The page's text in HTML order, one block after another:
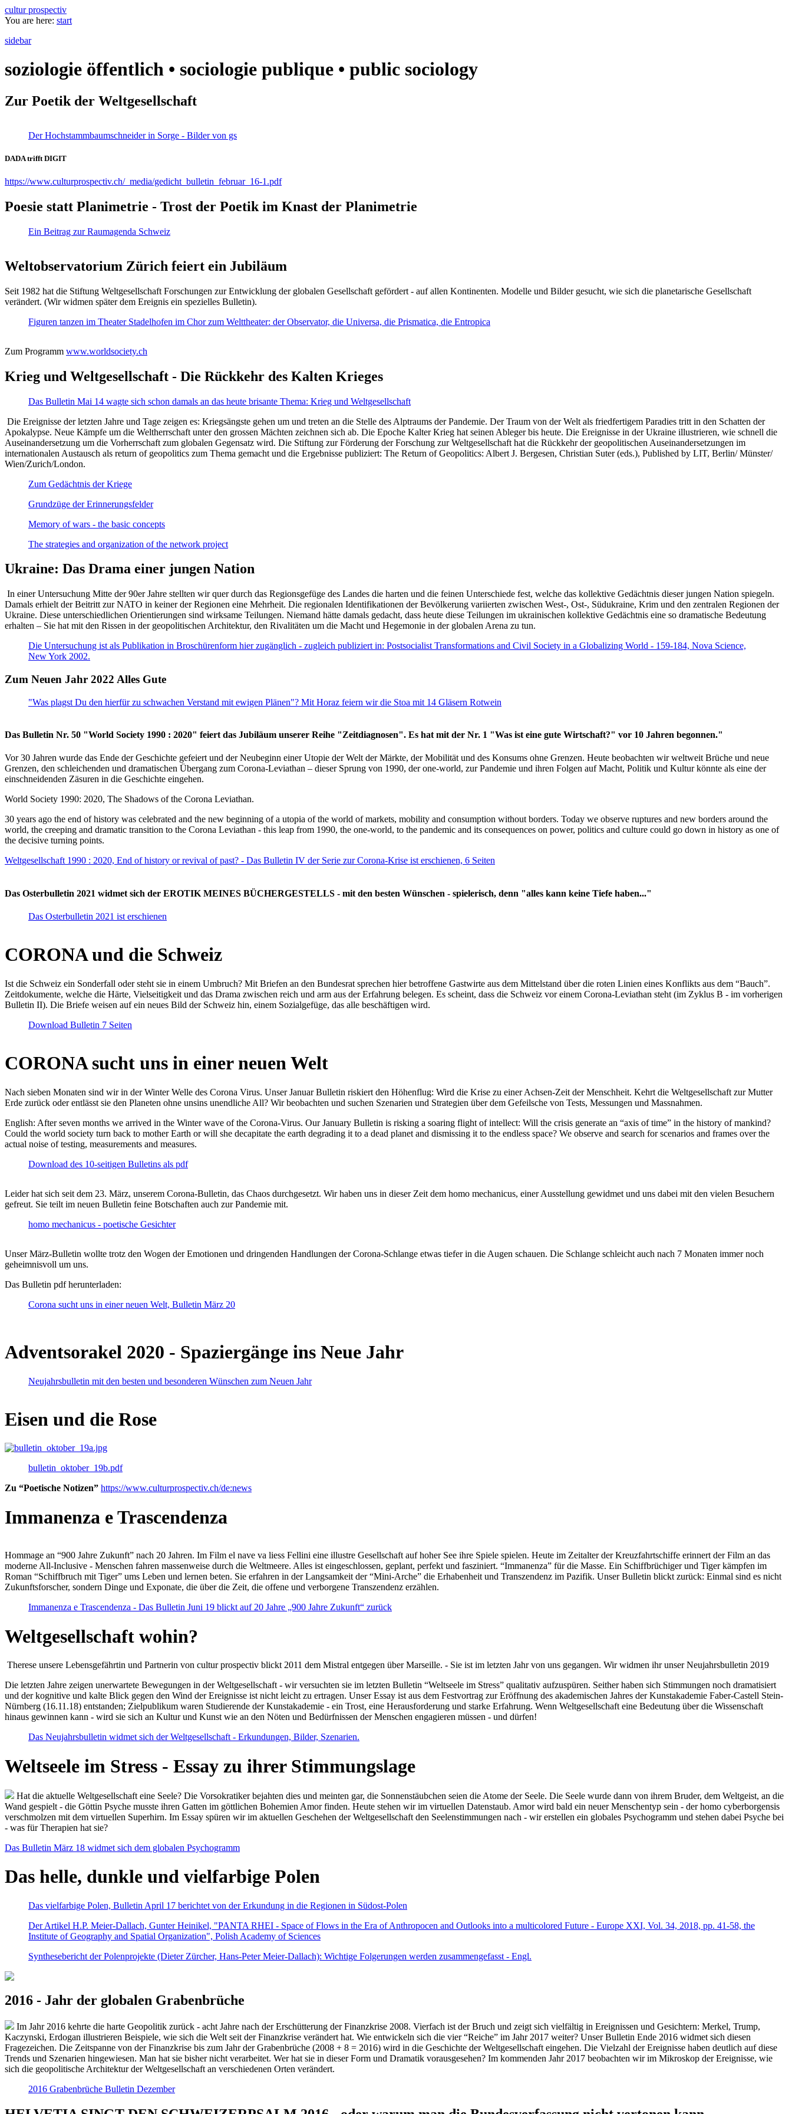
cultur prospectiv
You are here: start
sidebar
soziologie öffentlich • sociologie publique • public sociology
Zur Poetik der Weltgesellschaft
Der Hochstammbaumschneider in Sorge - Bilder von gs
DADA trifft DIGIT
https://www.culturprospectiv.ch/_media/gedicht_bulletin_februar_16-1.pdf
Poesie statt Planimetrie - Trost der Poetik im Knast der Planimetrie
Ein Beitrag zur Raumagenda Schweiz
Weltobservatorium Zürich feiert ein Jubiläum
Seit 1982 hat die Stiftung Weltgesellschaft Forschungen zur Entwicklung der globalen Gesellschaft gefördert - auf allen Kontinenten. Modelle und Bilder gesucht, wie sich die planetarische Gesellschaft
verändert. (Wir widmen später dem Ereignis ein spezielles Bulletin).
Figuren tanzen im Theater Stadelhofen im Chor zum Welttheater: der Observator, die Universa, die Prismatica, die Entropica
Zum Programm www.worldsociety.ch
Krieg und Weltgesellschaft - Die Rückkehr des Kalten Krieges
Das Bulletin Mai 14 wagte sich schon damals an das heute brisante Thema: Krieg und Weltgesellschaft
Die Ereignisse der letzten Jahre und Tage zeigen es: Kriegsängste gehen um und treten an die Stelle des Alptraums der Pandemie. Der Traum von der Welt als friedfertigem Paradies tritt in den Schatten der
Apokalypse. Neue Kämpfe um die Weltherrschaft unter den grossen Mächten zeichnen sich ab. Die Epoche Kalter Krieg hat seinen Ableger bis heute. Die Ereignisse in der Ukraine illustrieren, wie schnell die
Auseinandersetzung um die Vorherrschaft zum globalen Gegensatz wird. Die Stiftung zur Förderung der Forschung zur Weltgesellschaft hat die Rückkehr der geopolitischen Auseinandersetzungen im
internationalen Austausch als return of geopolitics zum Thema gemacht und die Ergebnisse publiziert: The Return of Geopolitics: Albert J. Bergesen, Christian Suter (eds.), Published by LIT, Berlin/ Münster/
Wien/Zurich/London.
Zum Gedächtnis der Kriege
Grundzüge der Erinnerungsfelder
Memory of wars - the basic concepts
The strategies and organization of the network project
Ukraine: Das Drama einer jungen Nation
In einer Untersuchung Mitte der 90er Jahre stellten wir quer durch das Regionsgefüge des Landes die harten und die feinen Unterschiede fest, welche das kollektive Gedächtnis dieser jungen Nation spiegeln.
Damals erhielt der Beitritt zur NATO in keiner der Regionen eine Mehrheit. Die regionalen Identifikationen der Bevölkerung variierten zwischen West-, Ost-, Südukraine, Krim und den zentralen Regionen der
Ukraine. Diese unterschiedlichen Orientierungen sind wirksame Teilungen. Niemand hätte damals gedacht, dass heute diese Teilungen im ukrainischen kollektive Gedächtnis eine so dramatische Bedeutung
erhalten – Sie hat mit den Rissen in der geopolitischen Architektur, den Rivalitäten um die Macht und Hegemonie in der globalen Arena zu tun.
Die Untersuchung ist als Publikation in Broschürenform hier zugänglich - zugleich publiziert in: Postsocialist Transformations and Civil Society in a Globalizing World - 159-184, Nova Science,
New York 2002.
Zum Neuen Jahr 2022 Alles Gute
"Was plagst Du den hierfür zu schwachen Verstand mit ewigen Plänen"? Mit Horaz feiern wir die Stoa mit 14 Gläsern Rotwein
Das Bulletin Nr. 50 "World Society 1990 : 2020" feiert das Jubiläum unserer Reihe "Zeitdiagnosen". Es hat mit der Nr. 1 "Was ist eine gute Wirtschaft?" vor 10 Jahren begonnen."
Vor 30 Jahren wurde das Ende der Geschichte gefeiert und der Neubeginn einer Utopie der Welt der Märkte, der Mobilität und des Konsums ohne Grenzen. Heute beobachten wir weltweit Brüche und neue
Grenzen, den schleichenden und dramatischen Übergang zum Corona-Leviathan – dieser Sprung von 1990, der one-world, zur Pandemie und ihren Folgen auf Macht, Politik und Kultur könnte als eine der
einschneidenden Zäsuren in die Geschichte eingehen.
World Society 1990: 2020, The Shadows of the Corona Leviathan.
30 years ago the end of history was celebrated and the new beginning of a utopia of the world of markets, mobility and consumption without borders. Today we observe ruptures and new borders around the
world, the creeping and dramatic transition to the Corona Leviathan - this leap from 1990, the one-world, to the pandemic and its consequences on power, politics and culture could go down in history as one of
the decisive turning points.
Weltgesellschaft 1990 : 2020, End of history or revival of past? - Das Bulletin IV der Serie zur Corona-Krise ist erschienen, 6 Seiten
Das Osterbulletin 2021 widmet sich der EROTIK MEINES BÜCHERGESTELLS - mit den besten Wünschen - spielerisch, denn "alles kann keine Tiefe haben..."
Das Osterbulletin 2021 ist erschienen
CORONA und die Schweiz
Ist die Schweiz ein Sonderfall oder steht sie in einem Umbruch? Mit Briefen an den Bundesrat sprechen hier betroffene Gastwirte aus dem Mittelstand über die roten Linien eines Konflikts aus dem “Bauch”.
Zeitdokumente, welche die Härte, Vielseitigkeit und das Drama zwischen reich und arm aus der Erfahrung belegen. Es scheint, dass die Schweiz vor einem Corona-Leviathan steht (im Zyklus B - im vorherigen
Bulletin II). Die Briefe weisen auf ein neues Bild der Schweiz hin, einem Sozialgefüge, das alle beschäftigen wird.
Download Bulletin 7 Seiten
CORONA sucht uns in einer neuen Welt
Nach sieben Monaten sind wir in der Winter Welle des Corona Virus. Unser Januar Bulletin riskiert den Höhenflug: Wird die Krise zu einer Achsen-Zeit der Menschheit. Kehrt die Weltgesellschaft zur Mutter
Erde zurück oder entlässt sie den Planeten ohne unsins unendliche All? Wir beobachten und suchen Szenarien und Strategien über dem Gefeilsche von Tests, Messungen und Massnahmen.
English: After seven months we arrived in the Winter wave of the Corona-Virus. Our January Bulletin is risking a soaring flight of intellect: Will the crisis generate an “axis of time” in the history of mankind?
Could the world society turn back to mother Earth or will she decapitate the earth degrading it to a dead planet and dismissing it to the endless space? We observe and search for scenarios and frames over the
actual noise of testing, measurements and measures.
Download des 10-seitigen Bulletins als pdf
Leider hat sich seit dem 23. März, unserem Corona-Bulletin, das Chaos durchgesetzt. Wir haben uns in dieser Zeit dem homo mechanicus, einer Ausstellung gewidmet und uns dabei mit den vielen Besuchern
gefreut. Sie teilt im neuen Bulletin feine Botschaften auch zur Pandemie mit.
homo mechanicus - poetische Gesichter
Unser März-Bulletin wollte trotz den Wogen der Emotionen und dringenden Handlungen der Corona-Schlange etwas tiefer in die Augen schauen. Die Schlange schleicht auch nach 7 Monaten immer noch
geheimnisvoll um uns.
Das Bulletin pdf herunterladen:
Corona sucht uns in einer neuen Welt, Bulletin März 20
Adventsorakel 2020 - Spaziergänge ins Neue Jahr
Neujahrsbulletin mit den besten und besonderen Wünschen zum Neuen Jahr
Eisen und die Rose
bulletin_oktober_19b.pdf
Zu “Poetische Notizen” https://www.culturprospectiv.ch/de:news
Immanenza e Trascendenza
Hommage an “900 Jahre Zukunft” nach 20 Jahren. Im Film el nave va liess Fellini eine illustre Gesellschaft auf hoher See ihre Spiele spielen. Heute im Zeitalter der Kreuzfahrtschiffe erinnert der Film an das
moderne All-Inclusive - Menschen fahren massenweise durch die Weltmeere. Alles ist eingeschlossen, geplant, perfekt und fasziniert. “Immanenza” für die Masse. Ein Schiffbrüchiger und Tiger kämpfen im
Roman “Schiffbruch mit Tiger” ums Leben und lernen beten. Sie erfahren in der Langsamkeit der “Mini-Arche” die Erhabenheit und Transzendenz im Pazifik. Unser Bulletin blickt zurück: Einmal sind es nicht
Zukunftsforscher, sondern Dinge und Exponate, die über die Zeit, die offene und verborgene Transzendenz erzählen.
Immanenza e Trascendenza - Das Bulletin Juni 19 blickt auf 20 Jahre „900 Jahre Zukunft“ zurück
Weltgesellschaft wohin?
Therese unsere Lebensgefährtin und Partnerin von cultur prospectiv blickt 2011 dem Mistral entgegen über Marseille. - Sie ist im letzten Jahr von uns gegangen. Wir widmen ihr unser Neujahrsbulletin 2019
Die letzten Jahre zeigen unerwartete Bewegungen in der Weltgesellschaft - wir versuchten sie im letzten Bulletin “Weltseele im Stress” qualitativ aufzuspüren. Seither haben sich Stimmungen noch dramatisiert
und der kognitive und kalte Blick gegen den Wind der Ereignisse ist nicht leicht zu ertragen. Unser Essay ist aus dem Festvortrag zur Eröffnung des akademischen Jahres der Kunstakademie Faber-Castell Stein-
Nürnberg (16.11.18) entstanden; Zielpublikum waren Studierende der Kunstakademie - ein Trost, eine Herausforderung und starke Erfahrung. Wenn Weltgesellschaft eine Bedeutung über die Wissenschaft
hinaus gewinnen kann - wird sie sich an Kultur und Kunst wie an den Nöten und Bedürfnissen der Menschen engagieren müssen - und dürfen!
Das Neujahrsbulletin widmet sich der Weltgesellschaft - Erkundungen, Bilder, Szenarien.
Weltseele im Stress - Essay zu ihrer Stimmungslage
Hat die aktuelle Weltgesellschaft eine Seele? Die Vorsokratiker bejahten dies und meinten gar, die Sonnenstäubchen seien die Atome der Seele. Die Seele wurde dann von ihrem Bruder, dem Weltgeist, an die
Wand gespielt - die Göttin Psyche musste ihren Gatten im göttlichen Bohemien Amor finden. Heute stehen wir im virtuellen Datenstaub. Amor wird bald ein neuer Menschentyp sein - der homo cyberborgensis
verschmolzen mit dem virtuellen Superhirn. Im Essay spüren wir im aktuellen Geschehen der Weltgesellschaft den Seelenstimmungen nach - wir erstellen ein globales Psychogramm und stehen dabei Psyche bei
- was für Therapien hat sie?
Das Bulletin März 18 widmet sich dem globalen Psychogramm
Das helle, dunkle und vielfarbige Polen
Das vielfarbige Polen, Bulletin April 17 berichtet von der Erkundung in die Regionen in Südost-Polen
Der Artikel H.P. Meier-Dallach, Gunter Heinikel, "PANTA RHEI - Space of Flows in the Era of Anthropocen and Outlooks into a multicolored Future - Europe XXI, Vol. 34, 2018, pp. 41-58, the
Institute of Geography and Spatial Organization", Polish Academy of Sciences
Synthesebericht der Polenprojekte (Dieter Zürcher, Hans-Peter Meier-Dallach): Wichtige Folgerungen werden zusammengefasst - Engl.
2016 - Jahr der globalen Grabenbrüche
Im Jahr 2016 kehrte die harte Geopolitik zurück - acht Jahre nach der Erschütterung der Finanzkrise 2008. Vierfach ist der Bruch und zeigt sich vielfältig in Ereignissen und Gesichtern: Merkel, Trump,
Kaczynski, Erdogan illustrieren Beispiele, wie sich die Welt seit der Finanzkrise verändert hat. Wie entwickeln sich die vier “Reiche” im Jahr 2017 weiter? Unser Bulletin Ende 2016 widmet sich diesen
Fragezeichen. Die Zeitspanne von der Finanzkrise bis zum Jahr der Grabenbrüche (2008 + 8 = 2016) wird in die Geschichte der Weltgesellschaft eingehen. Die Vielzahl der Ereignisse haben deutlich auf diese
Trends und Szenarien hingewiesen. Man hat sie bisher nicht verarbeitet. Wer hat sie in dieser Form und Dramatik vorausgesehen? Im kommenden Jahr 2017 beobachten wir im Mikroskop der Ereignisse, wie
sich die geopolitische Architektur der Weltgesellschaft an verschiedenen Orten verändert.
2016 Grabenbrüche Bulletin Dezember